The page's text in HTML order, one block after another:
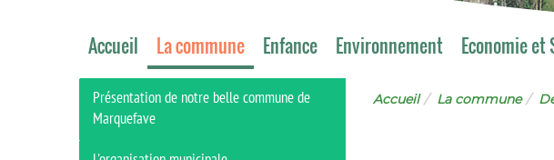
Accueil La commune Enfance Environnement Economie et
Accueil La commune
Présentation de notre belle commune de
Marquefave